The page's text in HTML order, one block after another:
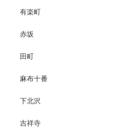
有楽町
赤坂
田町
麻布十番
下北沢
吉祥寺